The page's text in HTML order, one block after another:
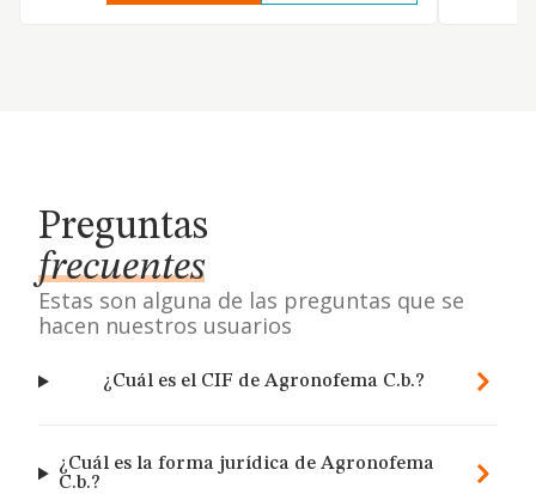
Preguntas
frecuentes
Estas son alguna de las preguntas que se
hacen nuestros usuarios
¿Cuál es el CIF de Agronofema C.b.?
¿Cuál es la forma jurídica de Agronofema
C.b.?